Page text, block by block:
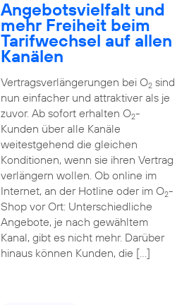
Angebotsvielfalt und
mehr Freiheit beim
Tarifwechsel auf allen
Kanälen
Vertragsverlängerungen bei O2sind
nun einfacher und attraktiver als je
zuvor. Ab sofort erhalten O2-
Kunden über alle Kanäle
weitestgehend die gleichen
Konditionen, wenn sie ihren Vertrag
verlängern wollen. Ob online im
Internet, an der Hotline oder im O2-
Shop vor Ort: Unterschiedliche
Angebote, je nach gewähltem
Kanal, gibt es nicht mehr. Darüber
hinaus können Kunden, die […]